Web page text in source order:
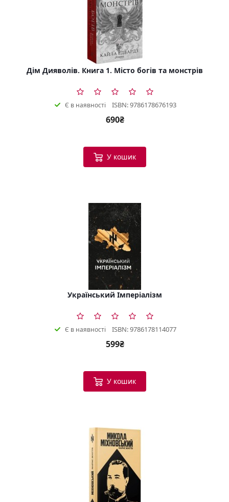
Дім Дияволів. Книга 1. Місто богів та монстрів
Є в наявності ISBN: 9786178676193
690₴
У кошик
Український Імперіалізм
Є в наявності ISBN: 9786178114077
599₴
У кошик